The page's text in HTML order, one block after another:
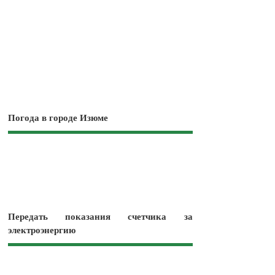
Погода в городе Изюме
Передать показания счетчика за
электроэнергию